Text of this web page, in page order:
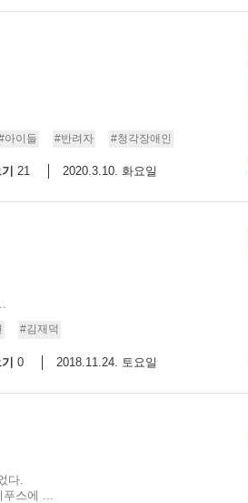
아이들 #반려자 #청각장애인
21 2020.3.10. 화요일
#김재덕
0 2018.11.24. 토요일
다.
스에 ...